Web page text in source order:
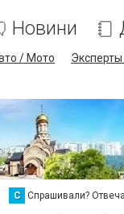
Новини
/ Мото
С Спрашивали?